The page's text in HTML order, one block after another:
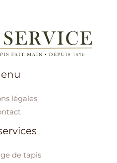
légales
de tapis